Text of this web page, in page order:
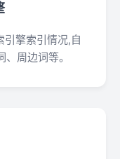
引擎索引情况,自
周边词等。